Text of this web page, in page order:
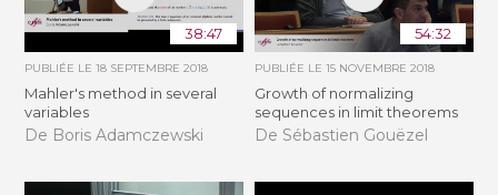
38:47
PUBLIÉE LE18 SEPTEMBRE 2018
Mahler's method in several
variables
De Boris Adamczewski
54:32
PUBLIÉE LE 15 NOVEMBRE 2018
​​​Growth of normalizing
sequences in limit theorems
De Sébastien Gouëzel